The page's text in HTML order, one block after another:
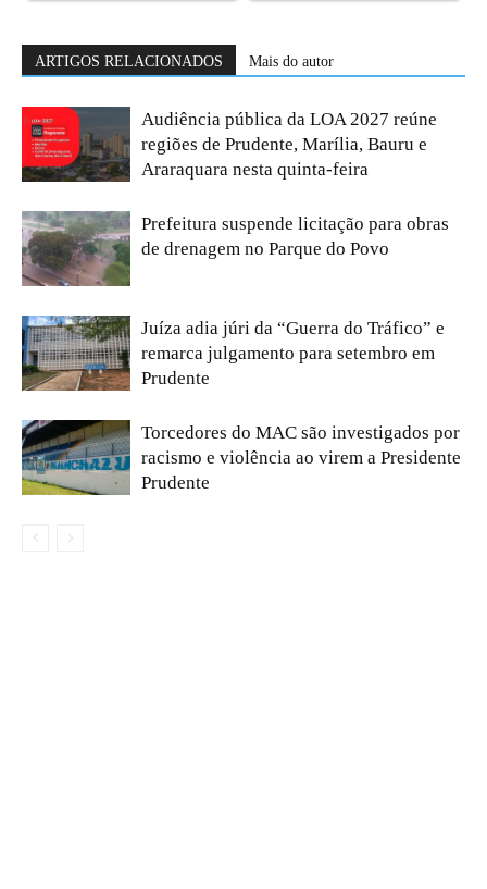
ARTIGOS RELACIONADOS Mais do autor
Audiência pública da LOA 2027 reúne
regiões de Prudente, Marília, Bauru e
Araraquara nesta quinta-feira
Prefeitura suspende licitação para obras
de drenagem no Parque do Povo
Juíza adia júri da “Guerra do Tráfico” e
remarca julgamento para setembro em
Prudente
Torcedores do MAC são investigados por
racismo e violência ao virem a Presidente
Prudente